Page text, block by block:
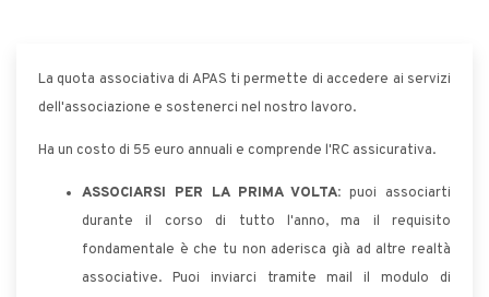
La quota associativa di APAS ti permette di accedere ai servizi
dell'associazione e sostenerci nel nostro lavoro.
Ha un costo di 55 euro annuali e comprende l'RC assicurativa.
ASSOCIARSI PER LA PRIMA VOLTA: puoi associarti
durante il corso di tutto l'anno, ma il requisito
fondamentale è che tu non aderisca già ad altre realtà
associative. Puoi inviarci tramite mail il modulo di